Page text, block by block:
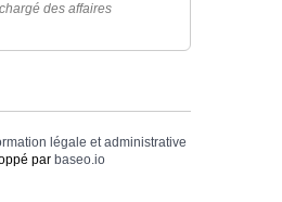
des affaires
légale et administrative
par baseo.io